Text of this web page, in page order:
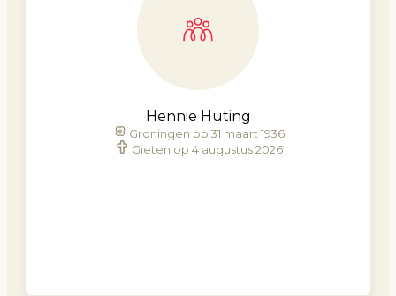
Hennie Huting
Groningen op 31 maart 1936
Gieten op 4 augustus 2026